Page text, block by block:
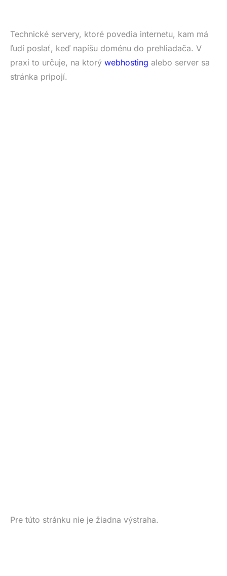
Technické servery, ktoré povedia internetu, kam má
ľudí poslať, keď napíšu doménu do prehliadača. V
praxi to určuje, na ktorý webhosting alebo server sa
stránka pripojí.
Pre túto stránku nie je žiadna výstraha.